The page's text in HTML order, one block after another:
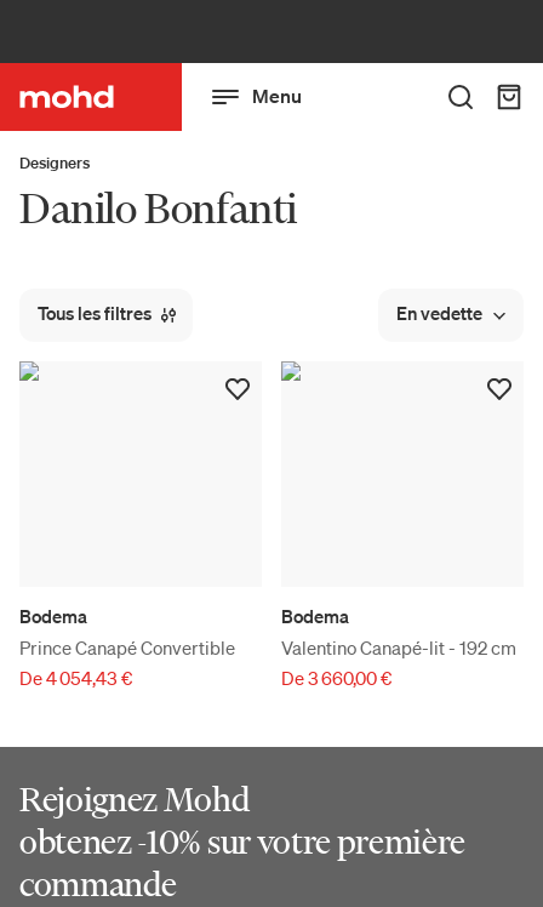
Menu
Designers
Danilo Bonfanti
Tous les filtres En vedette
Bodema
Prince Canapé Convertible
De 4 054,43 €
Bodema
Valentino Canapé-lit - 192 cm
De 3 660,00 €
Rejoignez Mohd
obtenez -10% sur votre première
commande